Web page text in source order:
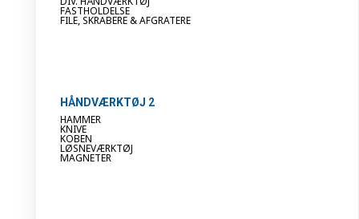
FASTHOLDELSE
FILE, SKRABERE & AFGRATERE
HÅNDVÆRKTØJ 2
HAMMER
KNIVE
KOBEN
LØSNEVÆRKTØJ
MAGNETER